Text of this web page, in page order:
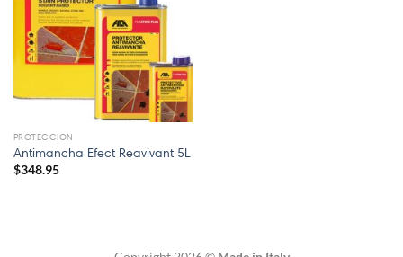
PROTECCION
Antimancha Efect Reavivant 5L
$348.95